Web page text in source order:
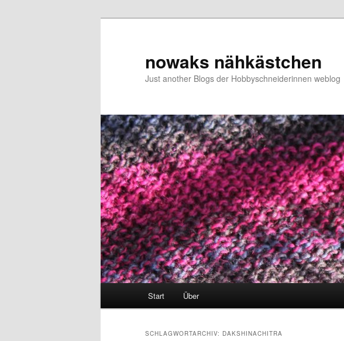
nowaks nähkästchen
Just another Blogs der Hobbyschneiderinnen weblog
Start Über
SCHLAGWORTARCHIV: DAKSHINACHITRA